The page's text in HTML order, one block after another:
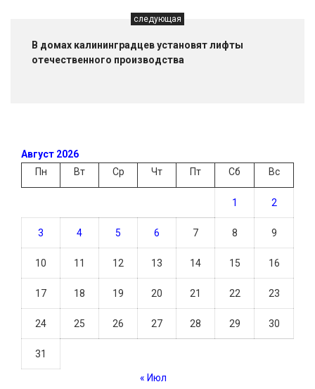
следующая
В домах калининградцев установят лифты
отечественного производства
Август 2026
Пн
Вт Ср Чт Пт Сб Вс
1 2
3 4 5 6 7 8 9
10 11 12 13 14 15 16
17 18 19 20 21 22 23
24 25 26 27 28 29 30
31
« Июл